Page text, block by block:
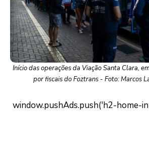
Início das operações da Viação Santa Clara,
por fiscais do Foztrans - Foto: Marcos